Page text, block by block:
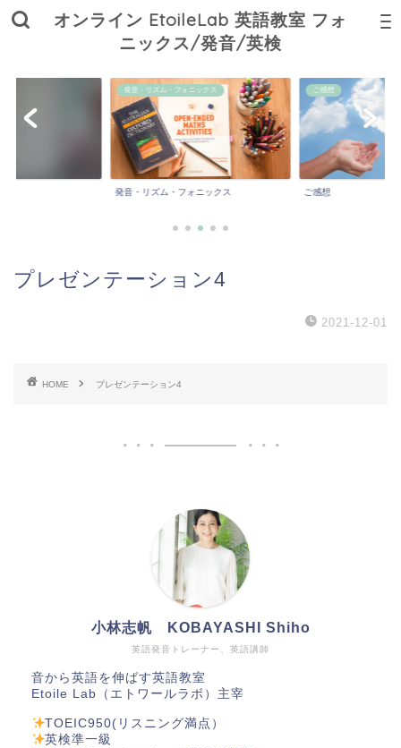
オンライン EtoileLab 英語教室 フォ
ニックス/発音/英検
ご感想
ご感想
私の日常／学び／子育て
私の日常／学び／子育
プレゼンテーション4
2021-12-01
HOME プレゼンテーション4
英語発音トレーナー、英語講師
小林志帆 KOBAYASHI Shiho
音から英語を伸ばす英語教室
Etoile Lab（エトワールラボ）主宰
TOEIC950(リスニング満点）
英検準一級